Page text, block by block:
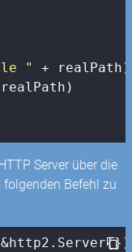
"
+ realPath)
Server über die
Befehl zu